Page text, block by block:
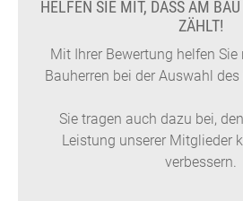
HELFEN SIE MIT, DASS AM
ZÄHLT!
Mit Ihrer Bewertung helfen
Bauherren bei der Auswahl
Sie tragen auch dazu bei,
Leistung unserer Mitglieder
verbessern.